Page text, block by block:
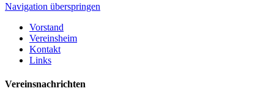
Navigation überspringen
Vorstand
Vereinsheim
Kontakt
Links
Vereinsnachrichten